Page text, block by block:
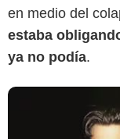
en medio del
estaba
ya no podía.